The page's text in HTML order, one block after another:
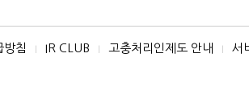
방침 I IR CLUB I 고충처리인제도 안내 I 서